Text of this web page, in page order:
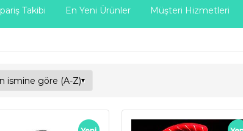
Takibi En Yeni Ürünler Müşteri Hizmetleri